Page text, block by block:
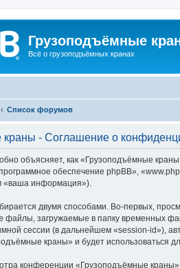
Грузоподъёмные
Всё о грузоподъёмных кранах
Список форумов
краны - Соглашение о
объясняет, как «Грузоподъёмные
обеспечение phpBB»,
«ваша информация»).
двумя способами. Во-первых,
файлы, загружаемые в папку временных
сессии (в дальнейшем «session-id»),
краны» и будет использоваться
конференции «Грузоподъёмные